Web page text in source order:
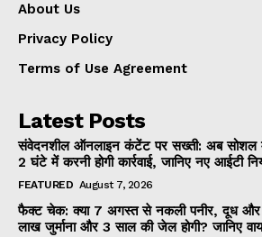
About Us
Privacy Policy
Terms of Use Agreement
Latest Posts
संवेदनशील ऑनलाइन कंटेंट पर सख्ती: अब सोशल
2 घंटे में करनी होगी कार्रवाई, जानिए नए आईटी
FEATURED August 7, 2026
फैक्ट चेक: क्या 7 अगस्त से नकली पनीर, दूध
लाख जुर्माना और 3 साल की जेल होगी? जानिए